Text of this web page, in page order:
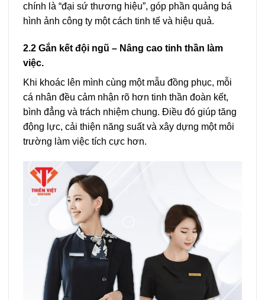
chính là “đại sứ thương hiệu”, góp phần quảng bá
hình ảnh công ty một cách tinh tế và hiệu quả.
2.2 Gắn kết đội ngũ – Nâng cao tinh thần làm
việc.
Khi khoác lên mình cùng một mẫu đồng phục, mỗi
cá nhân đều cảm nhận rõ hơn tinh thần đoàn kết,
bình đẳng và trách nhiệm chung. Điều đó giúp tăng
động lực, cải thiện năng suất và xây dựng một môi
trường làm việc tích cực hơn.